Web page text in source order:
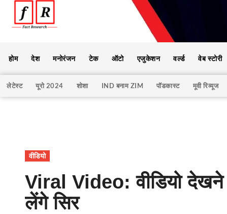
होम देश मनोरंजन टेक ऑटो एजुकेशन वर्ल्ड वेब स्टोरी
लेटेस्ट यूरो 2024 शोशा IND बनाम ZIM पॉडकास्ट मूवी रिव्यूज
वीडियो
Viral Video: वीडियो
लेंगे सिर